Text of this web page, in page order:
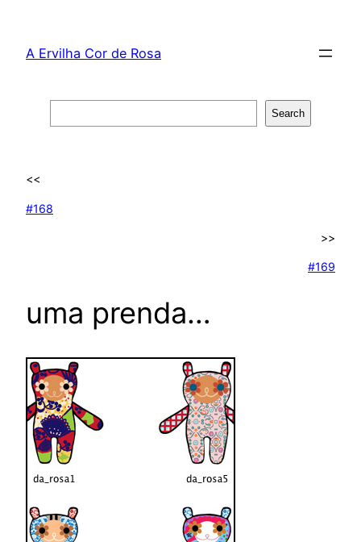
content
A Ervilha Cor de Rosa
Search
<<
#168
>>
#169
uma prenda…